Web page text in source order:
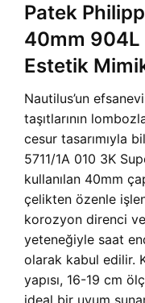
Patek
40mm 904L
Estetik
Nautilus’un
taşıtlarının
cesur tasarımıyla
5711/1A 010 3K
kullanılan 40mm
çelikten özenle
korozyon direnci ve
yeteneğiyle saat
olarak kabul edilir.
yapısı, 16-19 cm